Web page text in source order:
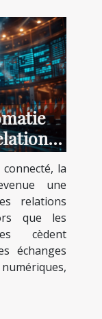
la
une
relations
que les
cèdent
échanges